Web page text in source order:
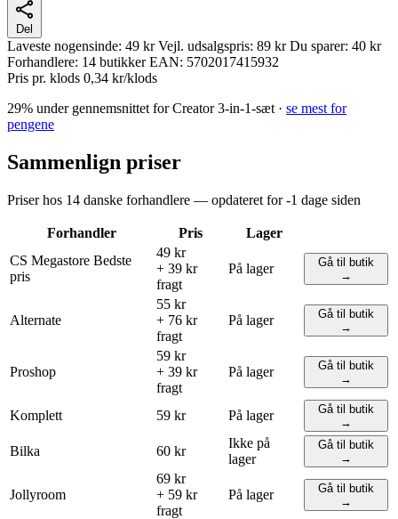
Del
Laveste nogensinde: 49 kr Vejl. udsalgspris: 89 kr Du sparer: 40 kr
Forhandlere: 14 butikker EAN: 5702017415932
Pris pr. klods 0,34 kr/klods
29% under gennemsnittet for Creator 3-in-1-sæt · se mest for
pengene
Sammenlign priser
Priser hos 14 danske forhandlere — opdateret for -1 dage siden
Forhandler Pris
Lager
CS Megastore Bedste
pris
49 kr
+ 39 kr
fragt
På lager
Gå til butik
→
Alternate
55 kr
+ 76 kr
fragt
På lager
Gå til butik
→
Proshop
59 kr
+ 39 kr
fragt
På lager
Gå til butik
→
Komplett 59 kr På lager
Gå til butik
→
Bilka 60 kr
Ikke på
lager
Gå til butik
→
Jollyroom
69 kr
+ 59 kr
fragt
På lager
Gå til butik
→